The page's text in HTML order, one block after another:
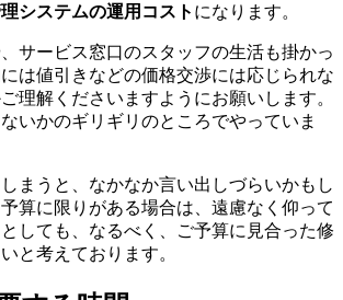
システムの運用コスト になります。
サービス窓口のスタッフの生活も掛かっ
は値引きなどの価格交渉には応じられな
理解くださいますようにお願いします。
いかのギリギリのところでやっていま
まうと、なかなか言い出しづらいかもし
算に限りがある場合は、遠慮なく仰って
しても、なるべく、ご予算に見合った修
と考えております。